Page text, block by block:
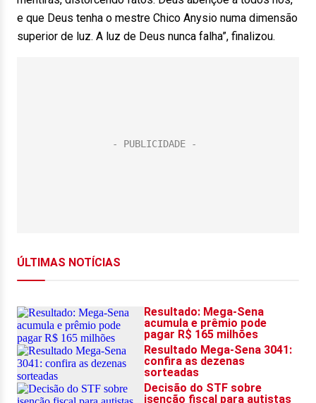
e que Deus tenha o mestre Chico Anysio numa dimensão
superior de luz. A luz de Deus nunca falha”, finalizou.